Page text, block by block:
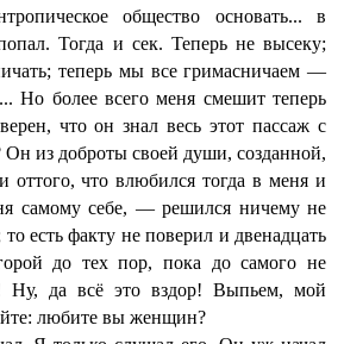
общество основать... в
Тогда и сек. Теперь не высеку;
теперь мы все гримасничаем —
Но более всего меня смешит теперь
что он знал весь этот пассаж с
из доброты своей души, созданной,
оттого, что влюбился тогда в меня и
самому себе, — решился ничему не
есть факту не поверил и двенадцать
до тех пор, пока до самого не
Ну, да всё это вздор! Выпьем, мой
любите вы женщин?